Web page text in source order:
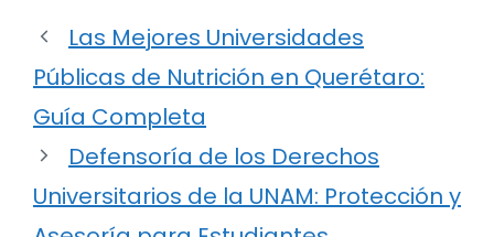
Las Mejores Universidades
Públicas de Nutrición en Querétaro:
Guía Completa
Defensoría de los Derechos
Universitarios de la UNAM: Protección y